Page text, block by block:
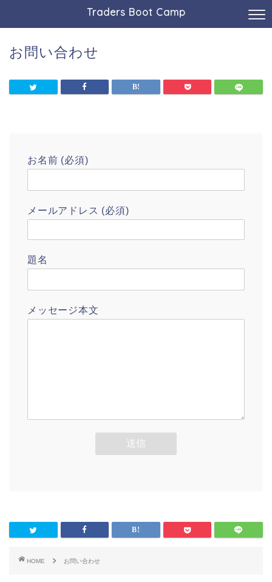
Traders Boot Camp
お問い合わせ
お名前 (必須)
メールアドレス (必須)
題名
メッセージ本文
HOME お問い合わせ